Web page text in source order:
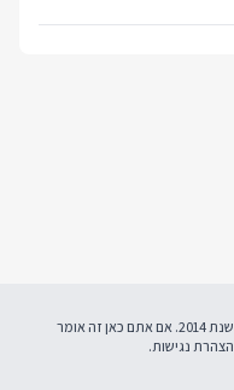
אנחנו באוויר ומלמדים תכנות ברשת משנת 2014. אם אתם כאן זה אומר
הצהרת נגישות.